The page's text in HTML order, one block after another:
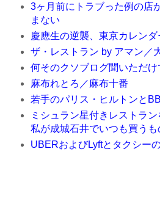
3ヶ月前にトラブった例の店
まない
慶應生の逆襲、東京カレン
ザ・レストラン by アマン／
何そのクソブログ聞いただけ
麻布れとろ／麻布十番
若手のパリス・ヒルトンと
ミシュラン星付きレストラ
私が成城石井でいつも買うも
UBERおよびLyftとタクシー